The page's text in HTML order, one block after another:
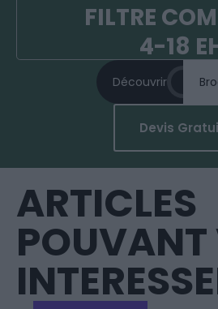
FILTRE
4-18
Découvrir
Devis
ARTICLES
POUVANT